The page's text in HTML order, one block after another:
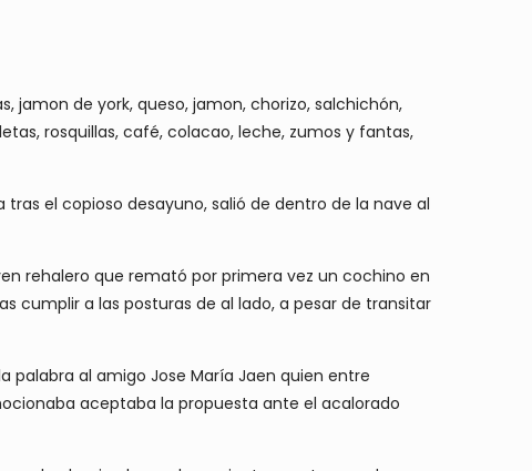
jamon de york, queso, jamon, chorizo, salchichón,
rosquillas, café, colacao, leche, zumos y fantas,
el copioso desayuno, salió de dentro de la nave al
rehalero que remató por primera vez un cochino en
cumplir a las posturas de al lado, a pesar de transitar
palabra al amigo Jose María Jaen quien entre
aceptaba la propuesta ante el acalorado